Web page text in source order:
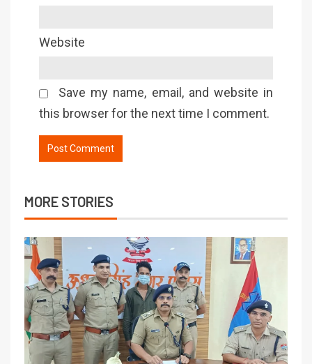
Website
Save my name, email, and website in
this browser for the next time I comment.
MORE STORIES